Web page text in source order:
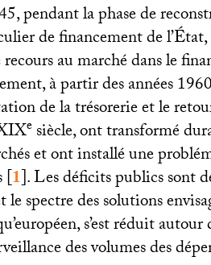
pendant la phase de
de financement de l’État,
recours au marché dans le
à partir des années
de la trésorerie et le
e siècle, ont transformé
et ont installé une
[1]. Les déficits publics sont
le spectre des solutions
s’est réduit
des volumes des